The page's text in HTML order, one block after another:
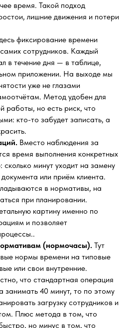
время. Такой подход
лишние движения и потери
фиксирование времени
сотрудников. Каждый
в течение дня — в таблице,
приложении. На выходе мы
уже не глазами
Метод удобен для
работы, но есть риск, что
кто-то забудет записать, а
Вместо наблюдения за
время выполнения конкретных
минут уходит на замену
или приём клиента.
в нормативы, на
при планировании.
картину именно по
и позволяет
(нормочасы). Тут
нормы времени на типовые
или свои внутренние.
что стандартная операция
занимать 40 минут, то по этому
загрузку сотрудников и
Плюс метода в том, что
но минус в том, что